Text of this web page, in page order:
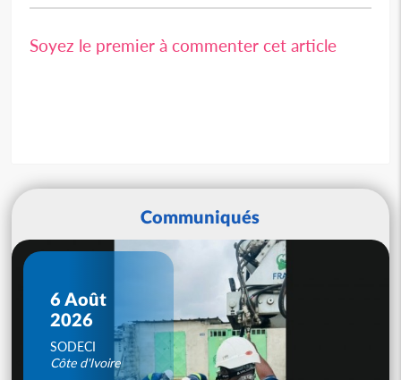
Soyez le premier à commenter cet article
Communiqués
6 Août
2026
SODECI
Côte d'Ivoire